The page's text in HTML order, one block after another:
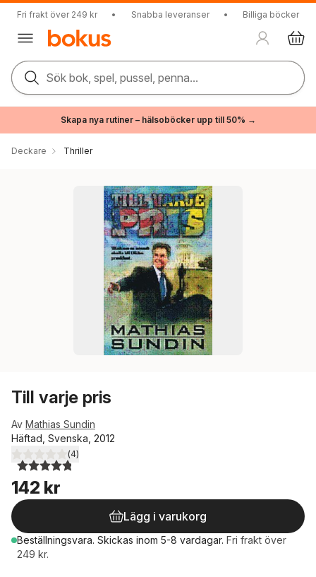
Fri frakt över 249 kr • Snabba leveranser • Billiga böcker
Sök bok, spel, pussel, penna...
Skapa nya rutiner – hälsoböcker upp till 50% →
Deckare Thriller
Till varje pris
Av Mathias Sundin
Häftad, Svenska, 2012
4,8utav 5 stjärnor. Totalt antal röster:
(4)
142 kr
Lägg i varukorg
Beställningsvara. Skickas inom 5-8 vardagar. Fri frakt över
249 kr.